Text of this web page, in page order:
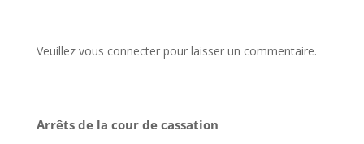
Veuillez vous connecter pour laisser un commentaire.
Arrêts de la cour de cassation